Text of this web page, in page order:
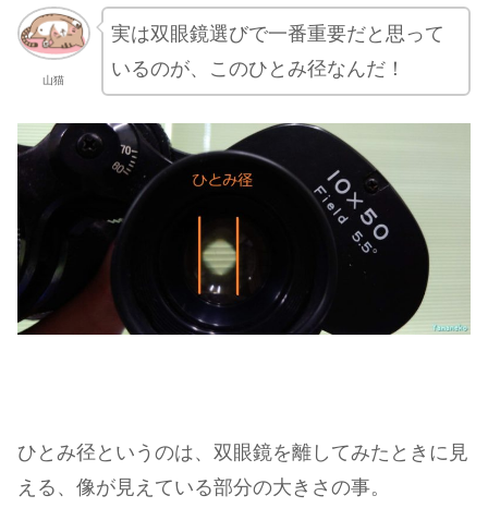
山猫
実は双眼鏡選びで一番重要だと思って
いるのが、このひとみ径なんだ！
ひとみ径というのは、双眼鏡を離してみたときに見
える、像が見えている部分の大きさの事。